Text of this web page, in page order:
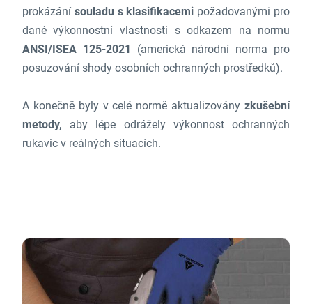
prokázání souladu s klasifikacemi požadovanými pro
dané výkonnostní vlastnosti s odkazem na normu
ANSI/ISEA 125-2021 (americká národní norma pro
posuzování shody osobních ochranných prostředků).
A konečně byly v celé normě aktualizovány zkušební
metody, aby lépe odrážely výkonnost ochranných
rukavic v reálných situacích.